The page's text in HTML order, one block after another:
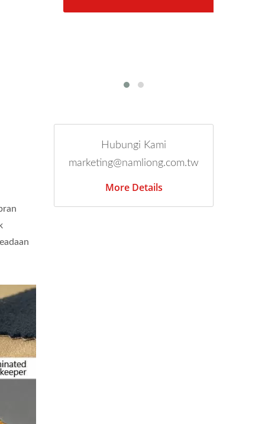
Hubungi Kami
marketing@namliong.com.tw
More Details